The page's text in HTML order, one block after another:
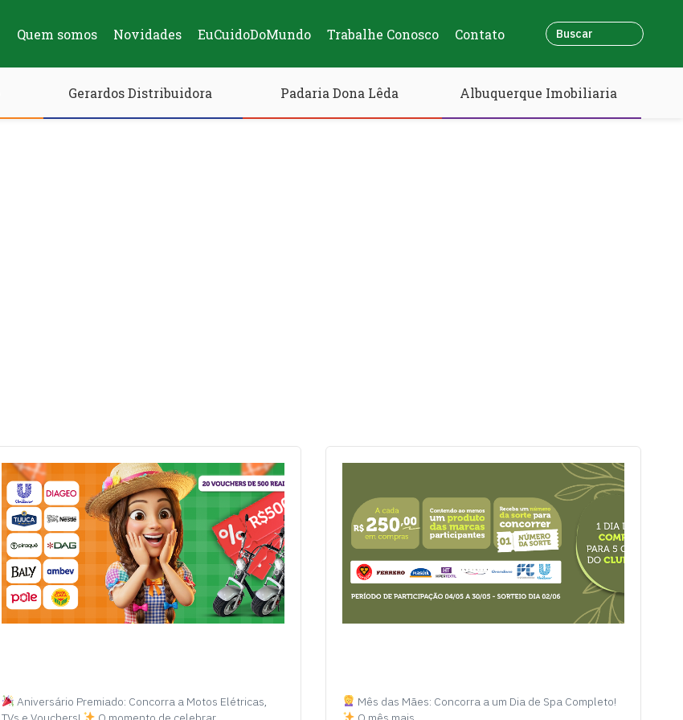
Quem somos Novidades EuCuidoDoMundo Trabalhe Conosco Contato
Gerardos Distribuidora Padaria Dona Lêda Albuquerque Imobiliaria
Aniversário Premiado: Concorra a Motos Elétricas,
Mês das Mães: Concorra a um Dia de Spa Completo!